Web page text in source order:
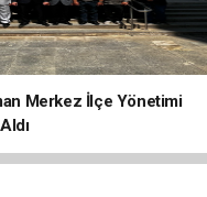
Merkez İlçe Yönetimi